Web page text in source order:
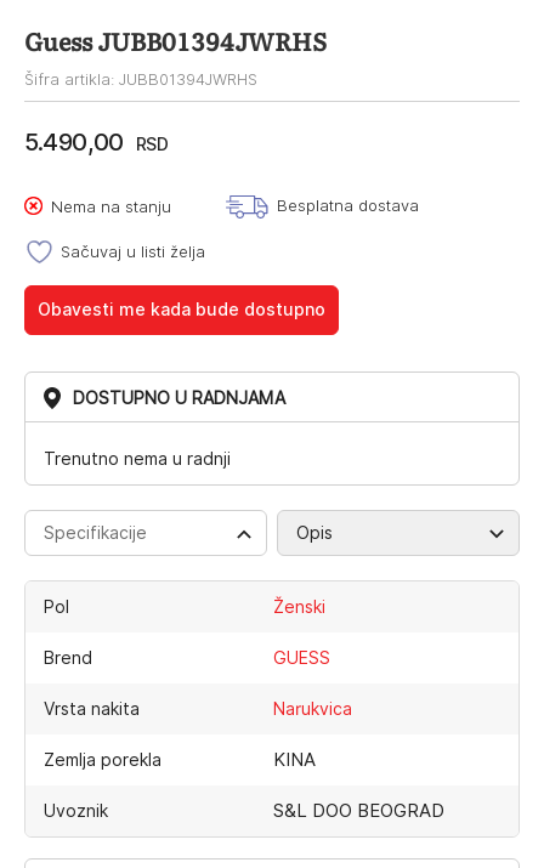
Guess JUBB01394JWRHS
Šifra artikla: JUBB01394JWRHS
5.490,00 RSD
Nema na stanju Besplatna dostava
Sačuvaj u listi želja
Obavesti me kada bude dostupno
DOSTUPNO U RADNJAMA
Trenutno nema u radnji
Specifikacije Opis
Pol Ženski
Brend GUESS
Vrsta nakita Narukvica
Zemlja porekla KINA
Uvoznik S&L DOO BEOGRAD